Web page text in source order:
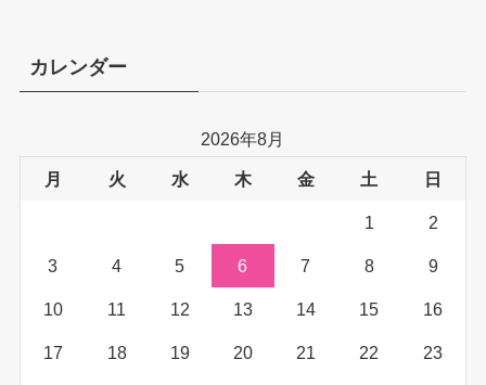
カレンダー
2026年8月
月 火 水 木 金 土 日
1 2
3 4 5 6 7 8 9
10 11 12 13 14 15 16
17 18 19 20 21 22 23